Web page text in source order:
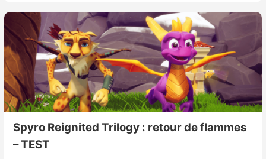
Spyro Reignited Trilogy : retour de flammes
– TEST